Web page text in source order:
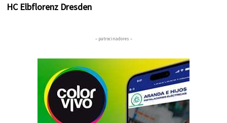
HC Elbflorenz Dresden
– patrocinadores –